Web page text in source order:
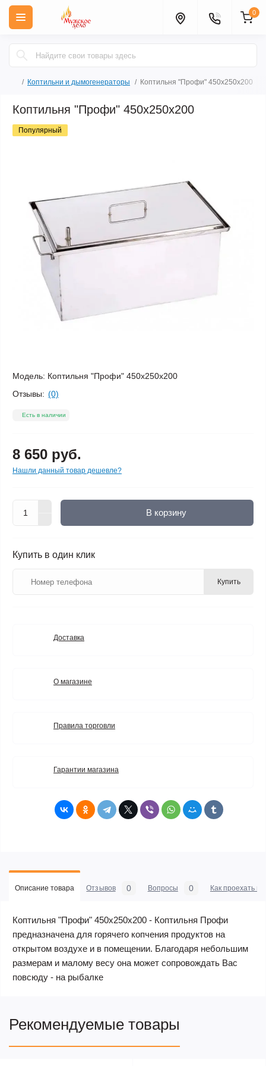
0
Коптильни и дымогенераторы Коптильня "Профи" 450х250х200
Коптильня "Профи" 450х250х200
Популярный
Модель: Коптильня "Профи" 450х250х200
Отзывы: (0)
Есть в наличии
8 650 руб.
Нашли данный товар дешевле?
В корзину
Купить в один клик
Купить
Доставка
О магазине
Правила торговли
Гарантии магазина
Описание товара Отзывов 0 Вопросы 0 Как проехать в
Коптильня "Профи" 450х250х200 - Коптильня Профи
предназначена для горячего копчения продуктов на
открытом воздухе и в помещении. Благодаря небольшим
размерам и малому весу она может сопровождать Вас
повсюду - на рыбалке
Рекомендуемые товары